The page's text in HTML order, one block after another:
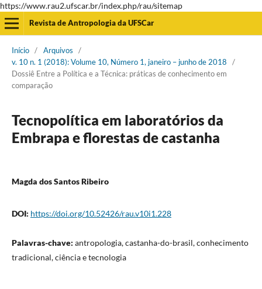
https://www.rau2.ufscar.br/index.php/rau/sitemap
Revista de Antropologia da UFSCar
Início / Arquivos
/
v. 10 n. 1 (2018): Volume 10, Número 1, janeiro – junho de 2018
/
Dossiê Entre a Política e a Técnica: práticas de conhecimento em
comparação
Tecnopolítica em laboratórios da
Embrapa e florestas de castanha
Magda dos Santos Ribeiro
DOI: https://doi.org/10.52426/rau.v10i1.228
Palavras-chave: antropologia, castanha-do-brasil, conhecimento
tradicional, ciência e tecnologia